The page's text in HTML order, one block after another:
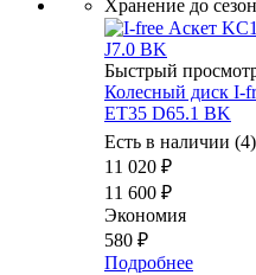
Хранение до
Быстрый
Колесный диск I-
ET35 D65.1 BK
Есть в наличии (4)
11 020 ₽
11 600 ₽
Экономия
580 ₽
Подробнее